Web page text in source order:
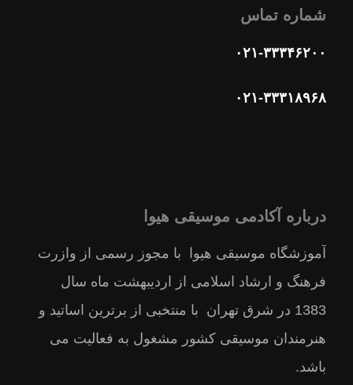
شماره تماس
۰۲۱-۳۳۳۴۶۲۰۰
۰۲۱-۳۳۳۱۸۹۶۸
درباره آکادمی موسیقی هیوا
آموزشگاه موسیقی هیوا با مجوز رسمى از وازرت
فرهنگ و ارشاد اسلامى از ارديبهشت ماه سال
1383 در شرق تهران با منتخبى از برترين اساتيد و
هنرمندان موسيقى كشور مشغول به فعالیت می
باشد.